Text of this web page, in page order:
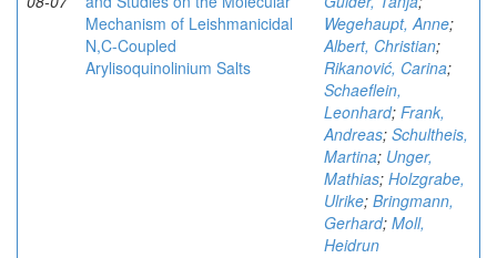
Mechanism of Leishmanicidal
N,C-Coupled
Arylisoquinolinium Salts
Wegehaupt, Anne;
Albert, Christian;
Rikanović, Carina;
Schaeflein,
Leonhard; Frank,
Andreas; Schultheis,
Martina; Unger,
Mathias; Holzgrabe,
Ulrike; Bringmann,
Gerhard; Moll,
Heidrun